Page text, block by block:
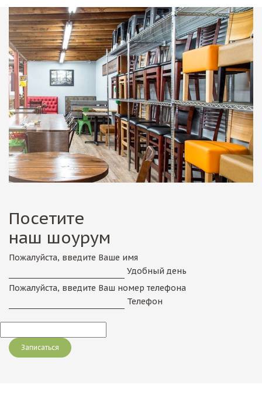
Посетите
наш шоурум
Пожалуйста, введите Ваше имя
Удобный день
Пожалуйста, введите Ваш номер телефона
Телефон